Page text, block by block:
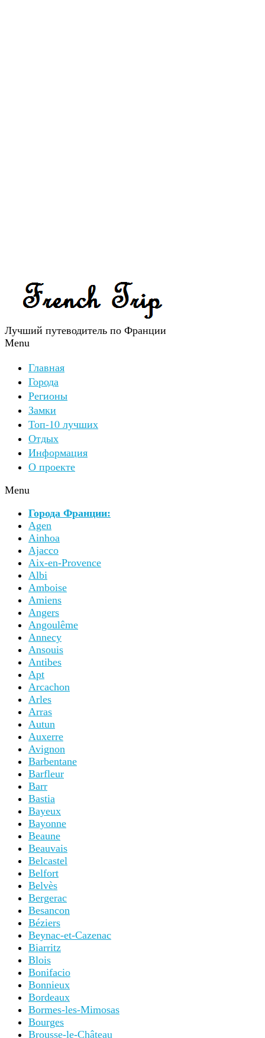
Лучший путеводитель по Франции
Menu
Главная
Города
Регионы
Замки
Топ-10 лучших
Отдых
Информация
О проекте
Menu
Города Франции:
Agen
Ainhoa
Ajacco
Aix-en-Provence
Albi
Amboise
Amiens
Angers
Angoulême
Annecy
Ansouis
Antibes
Apt
Arcachon
Arles
Arras
Autun
Auxerre
Avignon
Barbentane
Barfleur
Barr
Bastia
Bayeux
Bayonne
Beaune
Beauvais
Belcastel
Belfort
Belvès
Bergerac
Besancon
Béziers
Beynac-et-Cazenac
Biarritz
Blois
Bonifacio
Bonnieux
Bordeaux
Bormes-les-Mimosas
Bourges
Brousse-le-Château